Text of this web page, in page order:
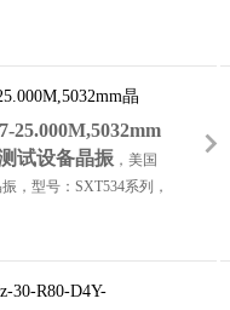
率稳定性：±20ppm，
体积晶振尺寸：
装，四脚贴片晶振，石
，SMD晶振，有源晶振，
有超小型，轻薄型，高品
晶
备晶振
25.000M,5032mm
试设备晶振 ，美国
，型号：SXT534系列，
±15ppm，工作温度范
体积晶振尺寸：
30-R80-D4Y-